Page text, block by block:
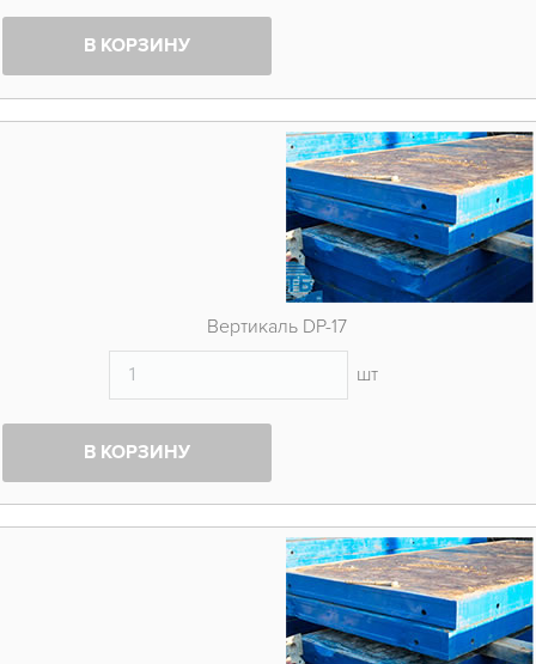
В КОРЗИНУ
Вертикаль DP-17
шт
В КОРЗИНУ